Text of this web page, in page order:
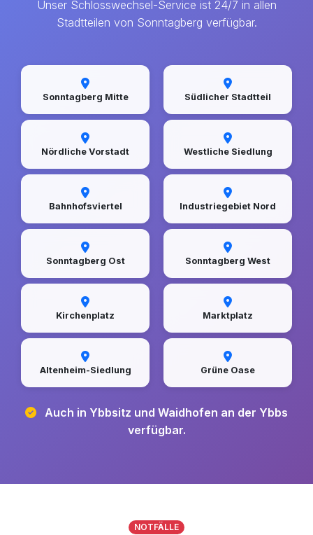
Unser Schlosswechsel-Service ist 24/7 in allen
Stadtteilen von Sonntagberg verfügbar.
Sonntagberg Mitte Südlicher Stadtteil
Nördliche Vorstadt Westliche Siedlung
Bahnhofsviertel Industriegebiet Nord
Sonntagberg Ost Sonntagberg West
Kirchenplatz Marktplatz
Altenheim-Siedlung Grüne Oase
Auch in Ybbsitz und Waidhofen an der Ybbs
verfügbar.
NOTFÄLLE